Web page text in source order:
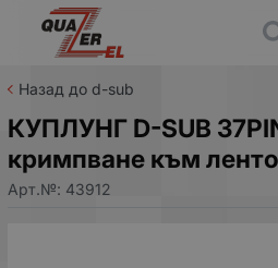
Назад до d-sub
КУПЛУНГ D-SUB
кримпване към
Арт.№: 43912